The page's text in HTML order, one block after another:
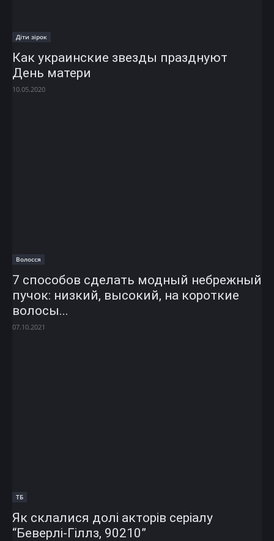
Діти зірок
Как украинские звезды празднуют
День матери
10.05.2020
Волосся
7 способов сделать модный небрежный
пучок: низкий, высокий, на короткие
волосы...
07.10.2021
ТБ
Як склалися долі акторів серіалу
“Беверлі-Гіллз, 90210”